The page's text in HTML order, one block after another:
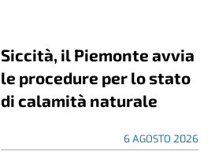
Siccità, il Piemonte avvia
le procedure per lo stato
di calamità naturale
6 AGOSTO 2026